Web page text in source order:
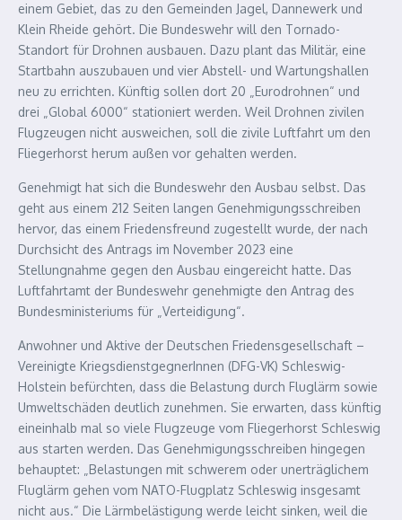
einem Gebiet, das zu den Gemeinden Jagel, Dannewerk und
Klein Rheide gehört. Die Bundeswehr will den Tornado-
Standort für Drohnen ausbauen. Dazu plant das Militär, eine
Startbahn auszubauen und vier Abstell- und Wartungshallen
neu zu errichten. Künftig sollen dort 20 „Eurodrohnen“ und
drei „Global 6000“ stationiert werden. Weil Drohnen zivilen
Flugzeugen nicht ausweichen, soll die zivile Luftfahrt um den
Fliegerhorst herum außen vor gehalten werden.
Genehmigt hat sich die Bundeswehr den Ausbau selbst. Das
geht aus einem 212 Seiten langen Genehmigungsschreiben
hervor, das einem Friedensfreund zugestellt wurde, der nach
Durchsicht des Antrags im November 2023 eine
Stellungnahme gegen den Ausbau eingereicht hatte. Das
Luftfahrtamt der Bundeswehr genehmigte den Antrag des
Bundesministeriums für „Verteidigung“.
Anwohner und Aktive der Deutschen Friedensgesellschaft –
Vereinigte KriegsdienstgegnerInnen (DFG-VK) Schleswig-
Holstein befürchten, dass die Belastung durch Fluglärm sowie
Umweltschäden deutlich zunehmen. Sie erwarten, dass künftig
eineinhalb mal so viele Flugzeuge vom Fliegerhorst Schleswig
aus starten werden. Das Genehmigungsschreiben hingegen
behauptet: „Belastungen mit schwerem oder unerträglichem
Fluglärm gehen vom NATO-Flugplatz Schleswig insgesamt
nicht aus.“ Die Lärmbelästigung werde leicht sinken, weil die